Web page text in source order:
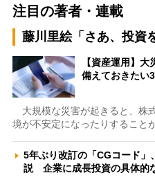
注目の著者・連載
藤川里絵「さあ、投資
【資産運用】
備えておきたい
大規模な災害が起きると、株
境が不安定になったりすること
5年ぶり改訂の「CGコード」
説 企業に成長投資の具体的